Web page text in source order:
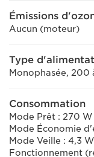
Émissions
Aucun (moteur)
Type
Monophasée, 200
Consommation
Mode Prêt : 270 W
Mode Économie
Mode Veille : 4,3
Fonctionnement